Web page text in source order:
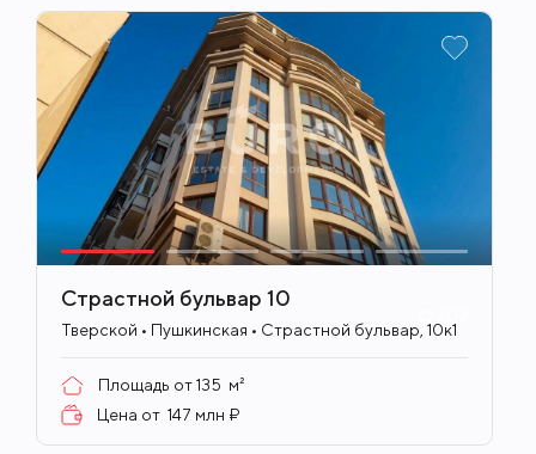
Страстной бульвар 10
Тверской • Пушкинская • Страстной бульвар, 10к1
Площадь от135 м²
Цена от 147 млн ₽